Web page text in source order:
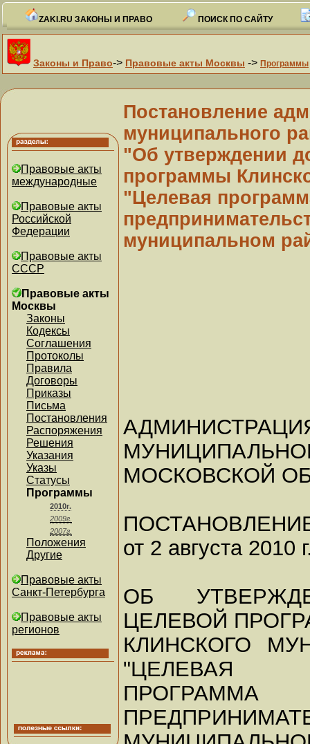
ZAKI.RU ЗАКОНЫ И ПРАВО ПОИСК ПО САЙТУ
Законы и Право-> Правовые акты Москвы -> Программы
Правовые акты
международные
Правовые акты
Российской
Федерации
Правовые акты
СССР
Правовые акты
Москвы
Законы
Кодексы
Соглашения
Протоколы
Правила
Договоры
Приказы
Письма
Постановления
Распоряжения
Решения
Указания
Указы
Статусы
Программы
2010г.
2009г.
2007г.
Положения
Другие
Правовые акты
Санкт-Петербурга
Правовые акты
регионов
Постановление
муниципального
"Об утверждении
программы
"Целевая
муниципальном
МОСКОВСКОЙ
от 2 августа 2010
ОБ
ЦЕЛЕВОЙ
КЛИНСКОГО
"ЦЕЛЕВАЯ